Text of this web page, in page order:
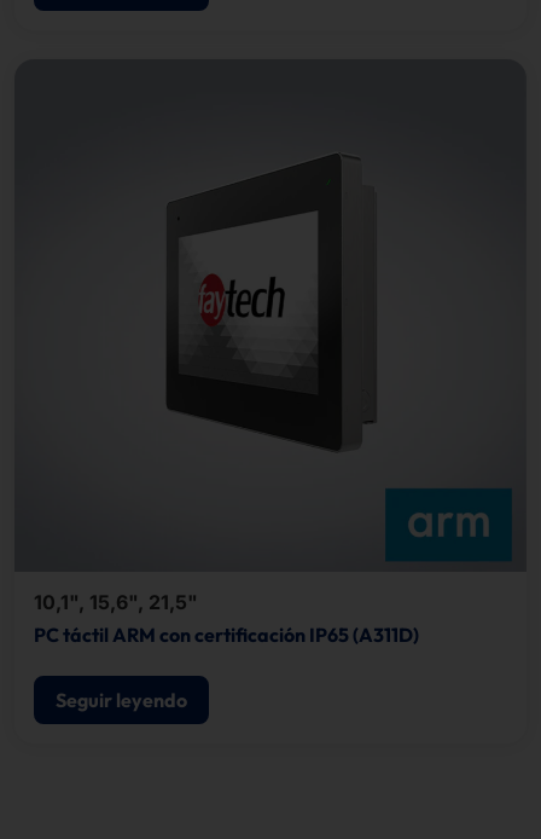
10,1", 15,6", 21,5"
PC táctil ARM con certificación IP65 (A311D)
Seguir leyendo